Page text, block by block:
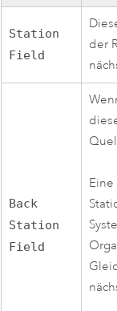
Station
Field
der
Back
Station
Field